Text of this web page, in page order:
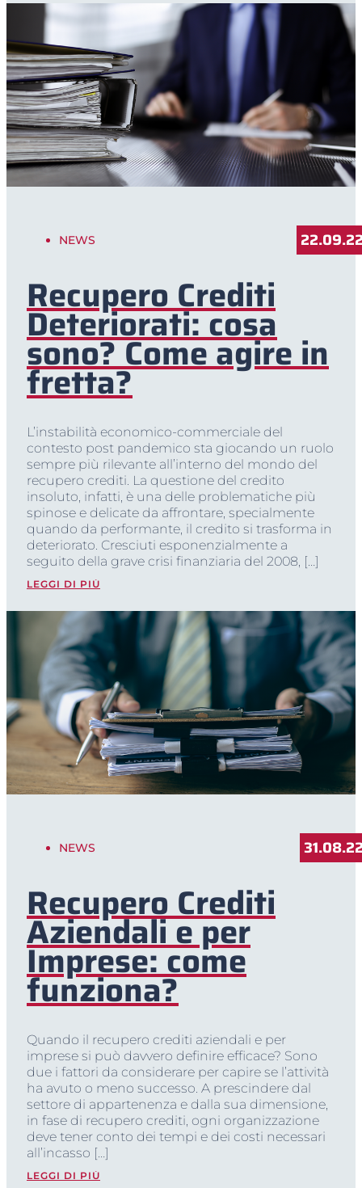
NEWS
Recupero Crediti
Deteriorati: cosa
sono? Come agire in
fretta?
L’instabilità economico-commerciale del
contesto post pandemico sta giocando un ruolo
sempre più rilevante all’interno del mondo del
recupero crediti. La questione del credito
insoluto, infatti, è una delle problematiche più
spinose e delicate da affrontare, specialmente
quando da performante, il credito si trasforma in
deteriorato. Cresciuti esponenzialmente a
seguito della grave crisi finanziaria del 2008, […]
LEGGI DI PIÙ
NEWS
Recupero Crediti
Aziendali e per
Imprese: come
funziona?
Quando il recupero crediti aziendali e per
imprese si può davvero definire efficace? Sono
due i fattori da considerare per capire se l’attività
ha avuto o meno successo. A prescindere dal
settore di appartenenza e dalla sua dimensione,
in fase di recupero crediti, ogni organizzazione
deve tener conto dei tempi e dei costi necessari
all’incasso […]
LEGGI DI PIÙ